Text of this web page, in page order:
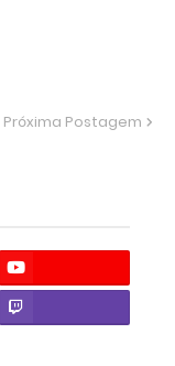
Próxima Postagem